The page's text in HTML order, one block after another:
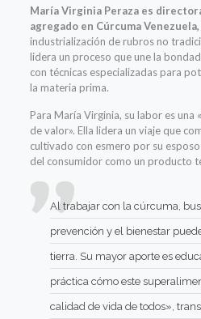
María Virginia Peraza es
agregado en Cúrcuma Venezuela,
industrialización de rubros no
lidera un proceso que une la
con técnicas especializadas para
la materia prima.
Para María Virginia, su labor es una
de valor». Ella lidera un viaje que
cultivado con esmero por su
del consumidor como un producto
Al trabajar con la cúrcuma,
prevención y el bienestar
tierra. Su mayor aporte es
práctica cómo este
calidad de vida de todos»,